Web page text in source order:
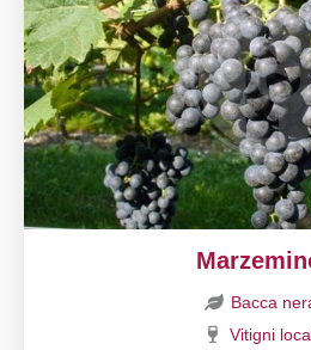
Bacca
Vitigni